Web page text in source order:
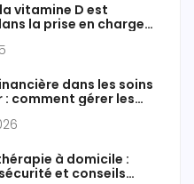
vitamine D est
la prise en charge
dans les soins
: comment gérer les
à domicile :
et conseils